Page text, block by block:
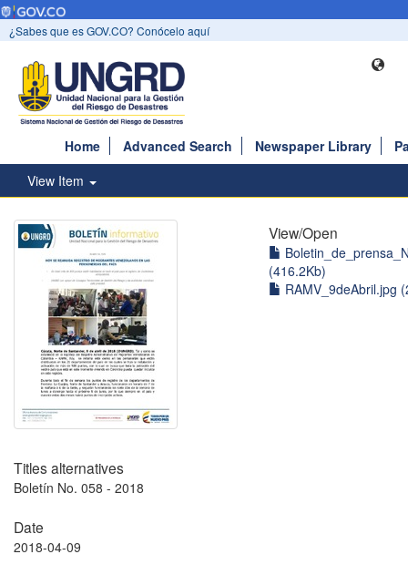
¿Sabes que es GOV.CO? Conócelo aquí
Home Advanced Search Newspaper Library
View Item
View/Open
(416.2Kb)
RAMV_9deAbril.jpg
Titles alternatives
Boletín No. 058 - 2018
Date
2018-04-09